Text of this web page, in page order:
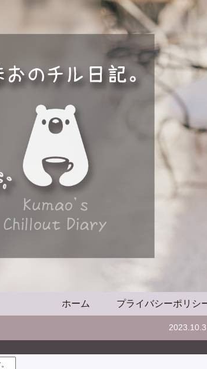
ホーム プライバシーポリシ